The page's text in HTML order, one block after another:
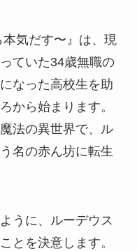
本気だす〜』は、現
ていた34歳無職の
なった高校生を助
から始まります。
法の異世界で、ル
名の赤ん坊に転生
うに、ルーデウス
とを決意します。